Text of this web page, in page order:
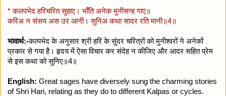
* कलपभेद हरिचरित सुहाए। भाँति अनेक मुनीसन्ह गाए॥
करिअ न संसय अस उर आनी। सुनिअ कथा सादर रति मानी॥4॥
भावार्थ:-कल्पभेद के अनुसार श्री हरि के सुंदर चरित्रों को मुनीश्वरों ने अनेकों
प्रकार से गया है। हृदय में ऐसा विचार कर संदेह न कीजिए और आदर सहित प्रेम
से इस कथा को सुनिए॥4॥
English: Great sages have diversely sung the charming stories
of Shri Hari, relating as they do to different Kalpas or cycles.